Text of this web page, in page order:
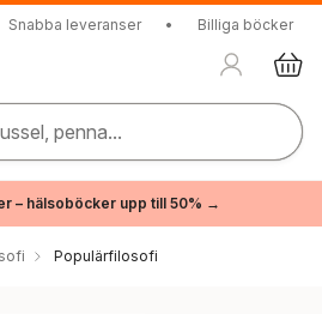
Snabba leveranser • Billiga böcker
penna...
– hälsoböcker upp till 50% →
Populärfilosofi